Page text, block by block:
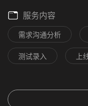
服务内容
需求沟通分析
测试录入 上